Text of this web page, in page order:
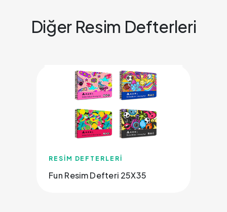
Diğer Resim Defterleri
RESİM DEFTERLERİ
Fun Resim Defteri 25X35